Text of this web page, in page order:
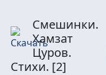
Смешинки.
Хамзат
Цуров.
Стихи. [2]